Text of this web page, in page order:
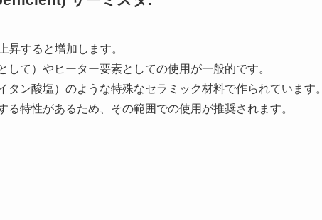
昇すると増加します。
て）やヒーター要素としての使用が一般的です。
ン酸塩）のような特殊なセラミック材料で作られています。
特性があるため、その範囲での使用が推奨されます。